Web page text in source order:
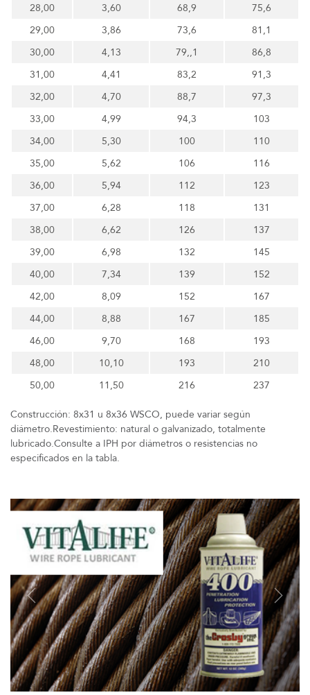
28,00
3,60 68,9
75,6
29,00
3,86 73,6
81,1
30,00
4,13 79,,1
86,8
31,00
4,41 83,2
91,3
32,00
4,70 88,7
97,3
33,00
4,99 94,3
103
34,00
5,30 100
110
35,00
5,62 106
116
36,00
5,94 112
123
37,00
6,28 118
131
38,00
6,62 126
137
39,00
6,98 132
145
40,00
7,34 139
152
42,00
8,09 152
167
44,00
8,88 167
185
46,00
9,70 168
193
48,00
10,10 193
210
50,00
11,50 216 237
Construcción: 8x31 u 8x36 WSCO, puede variar según
diámetro.Revestimiento: natural o galvanizado, totalmente
lubricado.Consulte a IPH por diámetros o resistencias no
especificados en la tabla.
Previous Next